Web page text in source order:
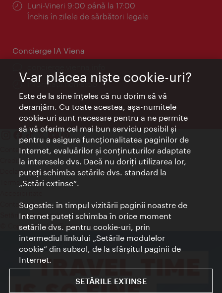
Program:
Luni-Vineri 9:00 până la 17:00
Închis în zilele de sărbători legale
Concierge IA Viena
Informații non-stop
Contact
Credits
Declaraţie privind protecţia datelor
Terms of Use
Contact presa
Setări module cookie
© Copyright Wien Tourismus
V-ar plăcea nişte cookie-uri?
Este de la sine înţeles că nu dorim să vă
deranjăm. Cu toate acestea, aşa-numitele
cookie-uri sunt necesare pentru a ne permite
să vă oferim cel mai bun serviciu posibil şi
pentru a asigura funcţionalitatea paginilor de
Internet, evaluărilor şi conţinuturilor adaptate
la interesele dvs. Dacă nu doriţi utilizarea lor,
puteţi schimba setările dvs. standard la
„Setări extinse“.
Sugestie: în timpul vizitării paginii noastre de
Internet puteţi schimba în orice moment
setările dvs. pentru cookie-uri, prin
intermediul linkului „Setările modulelor
cookie“ din subsol, de la sfârşitul paginii de
Internet.
SETĂRILE EXTINSE